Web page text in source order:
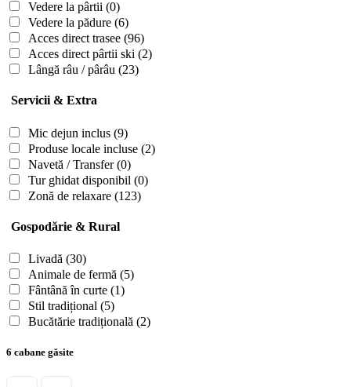
Vedere la pârtii (0)
Vedere la pădure (6)
Acces direct trasee (96)
Acces direct pârtii ski (2)
Lângă râu / pârâu (23)
Servicii & Extra
Mic dejun inclus (9)
Produse locale incluse (2)
Navetă / Transfer(0)
Tur ghidat disponibil (0)
Zonă de relaxare (123)
Gospodărie & Rural
Livadă (30)
Animale de fermă (5)
Fântână în curte (1)
Stil tradițional (5)
Bucătărie tradițională (2)
6 cabane găsite